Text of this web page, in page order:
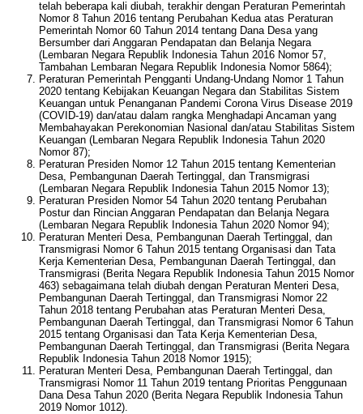
telah beberapa kali diubah, terakhir dengan Peraturan Pemerintah
Nomor 8 Tahun 2016 tentang Perubahan Kedua atas Peraturan
Pemerintah Nomor 60 Tahun 2014 tentang Dana Desa yang
Bersumber dari Anggaran Pendapatan dan Belanja Negara
(Lembaran Negara Republik Indonesia Tahun 2016 Nomor 57,
Tambahan Lembaran Negara Republik Indonesia Nomor 5864);
Peraturan Pemerintah Pengganti Undang-Undang Nomor 1 Tahun
2020 tentang Kebijakan Keuangan Negara dan Stabilitas Sistem
Keuangan untuk Penanganan Pandemi Corona Virus Disease 2019
(COVID-19) dan/atau dalam rangka Menghadapi Ancaman yang
Membahayakan Perekonomian Nasional dan/atau Stabilitas Sistem
Keuangan (Lembaran Negara Republik Indonesia Tahun 2020
Nomor 87);
Peraturan Presiden Nomor 12 Tahun 2015 tentang Kementerian
Desa, Pembangunan Daerah Tertinggal, dan Transmigrasi
(Lembaran Negara Republik Indonesia Tahun 2015 Nomor 13);
Peraturan Presiden Nomor 54 Tahun 2020 tentang Perubahan
Postur dan Rincian Anggaran Pendapatan dan Belanja Negara
(Lembaran Negara Republik Indonesia Tahun 2020 Nomor 94);
Peraturan Menteri Desa, Pembangunan Daerah Tertinggal, dan
Transmigrasi Nomor 6 Tahun 2015 tentang Organisasi dan Tata
Kerja Kementerian Desa, Pembangunan Daerah Tertinggal, dan
Transmigrasi (Berita Negara Republik Indonesia Tahun 2015 Nomor
463) sebagaimana telah diubah dengan Peraturan Menteri Desa,
Pembangunan Daerah Tertinggal, dan Transmigrasi Nomor 22
Tahun 2018 tentang Perubahan atas Peraturan Menteri Desa,
Pembangunan Daerah Tertinggal, dan Transmigrasi Nomor 6 Tahun
2015 tentang Organisasi dan Tata Kerja Kementerian Desa,
Pembangunan Daerah Tertinggal, dan Transmigrasi (Berita Negara
Republik Indonesia Tahun 2018 Nomor 1915);
Peraturan Menteri Desa, Pembangunan Daerah Tertinggal, dan
Transmigrasi Nomor 11 Tahun 2019 tentang Prioritas Penggunaan
Dana Desa Tahun 2020 (Berita Negara Republik Indonesia Tahun
2019 Nomor 1012).